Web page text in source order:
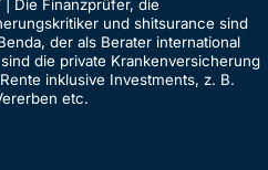
| Die Finanzprüfer, die
und shitsurance sind
der als Berater international
die private Krankenversicherung
inklusive Investments, z. B.
etc.